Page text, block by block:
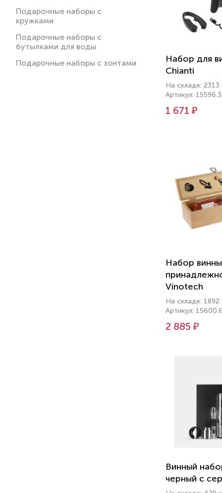
Подарочные наборы с
кружками
Подарочные наборы с
бутылками для воды
Подарочные наборы с зонтами
Набор для
Chianti
На складе:
Артикул:
1 671 ₽
Набор
Vinotech
На складе:
Артикул:
2 885 ₽
Винный
черный с